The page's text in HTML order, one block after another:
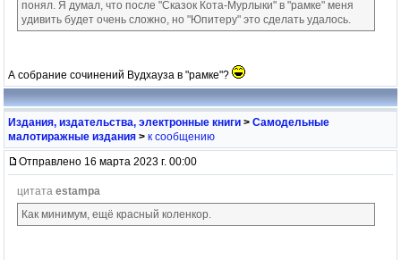
понял. Я думал, что после "Сказок Кота-Мурлыки" в "рамке" меня
удивить будет очень сложно, но "Юпитеру" это сделать удалось.
А собрание сочинений Вудхауза в "рамке"?
Издания, издательства, электронные книги > Самодельные
малотиражные издания > к сообщению
Отправлено 16 марта 2023 г. 00:00
цитата estampa
Как минимум, ещё красный коленкор.